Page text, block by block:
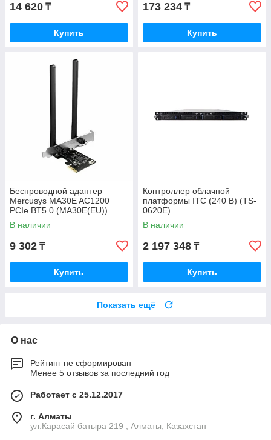
14 620 ₸
Купить
173 234 ₸
Купить
Беспроводной адаптер
Mercusys MA30E AC1200
PCIe BT5.0 (MA30E(EU))
В наличии
9 302 ₸
Купить
Контроллер облачной
платформы ITC (240 В) (TS-
0620E)
В наличии
2 197 348 ₸
Купить
Показать ещё
О нас
Рейтинг не сформирован
Менее 5 отзывов за последний год
Работает с 25.12.2017
г. Алматы
ул.Карасай батыра 219 , Алматы, Казахстан